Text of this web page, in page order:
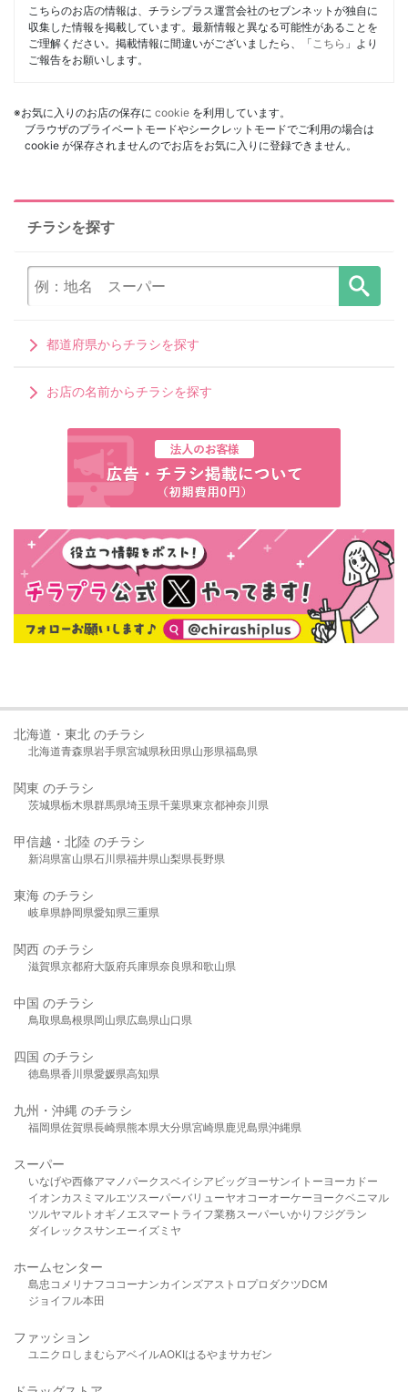
こちらのお店の情報は、チラシプラス運営会社のセブンネットが独自に
収集した情報を掲載しています。最新情報と異なる可能性があることを
ご理解ください。掲載情報に間違いがございましたら、「 こちら 」より
ご報告をお願いします。
※お気に入りのお店の保存に cookie を利用しています。
ブラウザのプライベートモードやシークレットモードでご利用の場合は
cookie が保存されませんのでお店をお気に入りに登録できません。
チラシを探す
都道府県からチラシを探す
お店の名前からチラシを探す
北海道・東北 のチラシ
北海道青森県岩手県宮城県秋田県山形県福島県
関東 のチラシ
茨城県栃木県群馬県埼玉県千葉県東京都神奈川県
甲信越・北陸 のチラシ
新潟県富山県石川県福井県山梨県長野県
東海 のチラシ
岐阜県静岡県愛知県三重県
関西 のチラシ
滋賀県京都府大阪府兵庫県奈良県和歌山県
中国 のチラシ
鳥取県島根県岡山県広島県山口県
四国 のチラシ
徳島県香川県愛媛県高知県
九州・沖縄 のチラシ
福岡県佐賀県長崎県熊本県大分県宮崎県鹿児島県沖縄県
スーパー
いなげや西條アマノパークスベイシア ビッグヨーサンイトーヨーカドー
イオンカスミ マルエツスーパーバリューヤオコーオーケー ヨークベニマル
ツルヤマルト オギノ エスマート ライフ業務スーパーいかり フジグラン
ダイレックスサンエーイズミヤ
ホームセンター
島忠 コメリ ナフコ コーナンカインズアストロプロダクツDCM
ジョイフル本田
ファッション
ユニクロ しまむら アベイルAOKIはるやま サカゼン